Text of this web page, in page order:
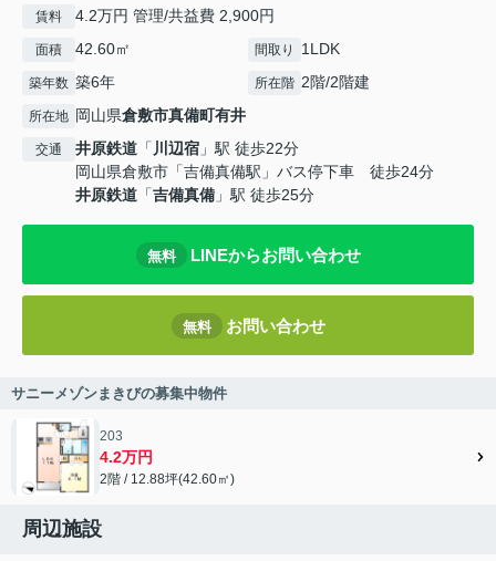
賃料 4.2万円 管理/共益費 2,900円
面積 42.60㎡ 間取り 1LDK
築年数 築6年 所在階 2階/2階建
所在地 岡山県倉敷市真備町有井
交通 井原鉄道 「 川辺宿 」駅 徒歩22分
岡山県倉敷市「吉備真備駅」バス停下車 徒歩24分
井原鉄道 「吉備真備 」駅 徒歩25分
無料 LINEからお問い合わせ
無料 お問い合わせ
サニーメゾンまきびの募集中物件
203
4.2万円
2階 / 12.88坪(42.60㎡)
周辺施設